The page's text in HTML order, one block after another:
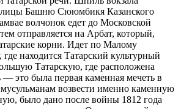
Башню Сююмбикя Казанского
волчонок едет до Московской
отправляется на Арбат, который,
корни. Идет по Малому
где находится Татарский культурный
Татарскую, где расположена
— это была первая каменная мечеть в
возвести именно каменную
было дано после войны 1812 года